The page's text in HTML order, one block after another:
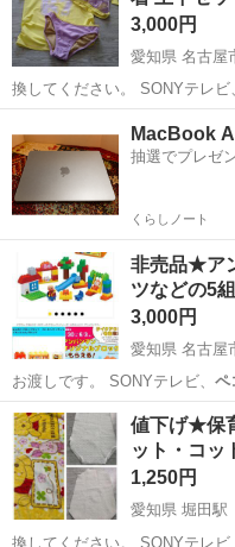
3,000円
愛知県 名古屋
換してください。 SONYテレビ
フォトブック、…
MacBook
抽選でプレゼ
くらしノート
非売品★ア
ツなどの5
3,000円
愛知県 名古屋
お渡しです。 SONYテレビ、 ペ
トブック、…
愛知 名古屋市 おもち
値下げ★保
ット・コ
1,250円
愛知県 堀田駅
換してください。 SONYテレビ